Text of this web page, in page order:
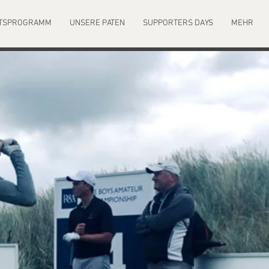
UNSERE PATEN SUPPORTERS DAYS MEHR